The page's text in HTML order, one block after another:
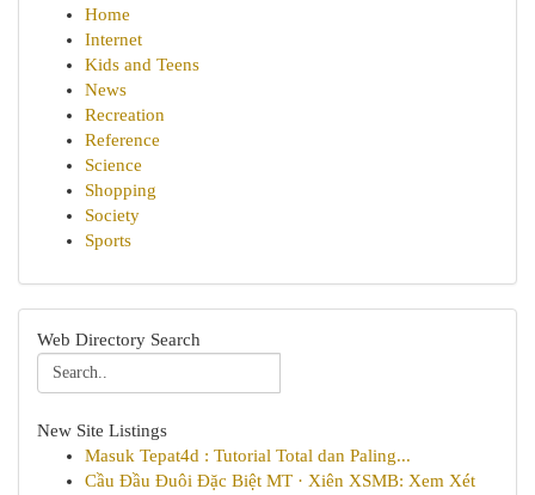
Home
Internet
Kids and Teens
News
Recreation
Reference
Science
Shopping
Society
Sports
Web Directory Search
New Site Listings
Masuk Tepat4d : Tutorial Total dan Paling...
Cầu Đầu Đuôi Đặc Biệt MT · Xiên XSMB: Xem Xét